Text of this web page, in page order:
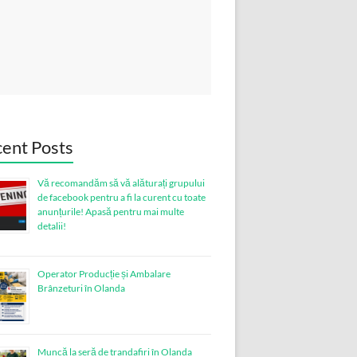
Posts
Vă recomandăm să vă alăturați grupului
de facebook pentru a fi la curent cu toate
anunțurile! Apasă pentru mai multe
detalii!
Operator Producție și Ambalare
Brânzeturi în Olanda
Muncă la seră de trandafiri în Olanda